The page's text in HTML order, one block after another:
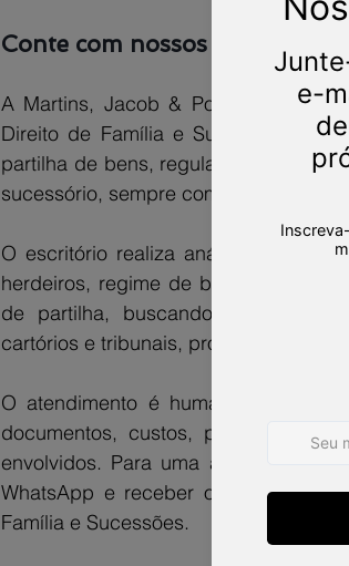
Conte com nossos advogados
A Martins, Jacob & Ponath,
Direito de Família e Sucessões,
partilha de bens, regularização de
sucessório, sempre com abordagem
O escritório realiza análise
herdeiros, regime de bens, imóveis,
de partilha, buscando soluções
cartórios e tribunais, protegendo o
O atendimento é humanizado e
documentos, custos, prazos,
envolvidos. Para uma avaliação
WhatsApp e receber orientação de
Família e Sucessões.